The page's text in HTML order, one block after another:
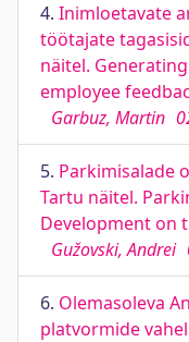
4. Inimloetavate
töötajate
näitel.
employee
Garbuz, Martin
5. Parkimisalade
Tartu näitel.
Development on
Gužovski, Andrei
6. Olemasoleva
platvormide